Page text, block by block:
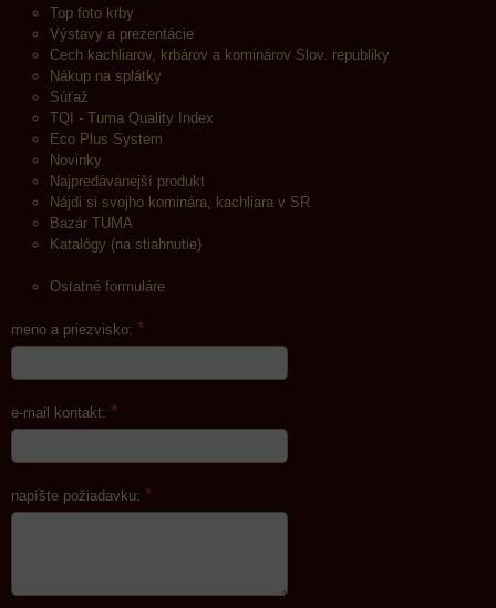
Top foto krby
Výstavy a prezentácie
Cech kachliarov, krbárov a kominárov Slov. republiky
Nákup na splátky
Súťaž
TQI - Tuma Quality Index
Eco Plus System
Novinky
Najpredávanejší produkt
Nájdi si svojho kominára, kachliara v SR
Bazár TUMA
Katalógy (na stiahnutie)
Ostatné formuláre
meno a priezvisko: *
e-mail kontakt: *
napíšte požiadavku: *